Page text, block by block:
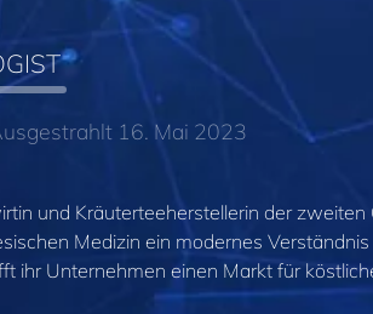
16. Mai 2023
und Kräuterteeherstellerin der
Medizin ein modernes
ihr Unternehmen einen Markt für